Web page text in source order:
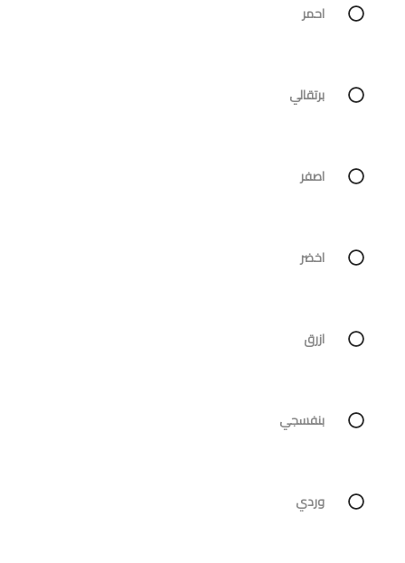
احمر
برتقالي
اصفر
اخضر
ازرق
بنفسجي
وردي